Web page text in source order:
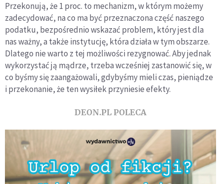
Przekonują, że 1 proc. to mechanizm, w którym możemy
zadecydować, na co ma być przeznaczona część naszego
podatku, bezpośrednio wskazać problem, który jest dla
nas ważny, a także instytucję, która działa w tym obszarze.
Dlatego nie warto z tej możliwości rezygnować. Aby jednak
wykorzystać ją mądrze, trzeba wcześniej zastanowić się, w
co byśmy się zaangażowali, gdybyśmy mieli czas, pieniądze
i przekonanie, że ten wysiłek przyniesie efekty.
DEON.PL POLECA